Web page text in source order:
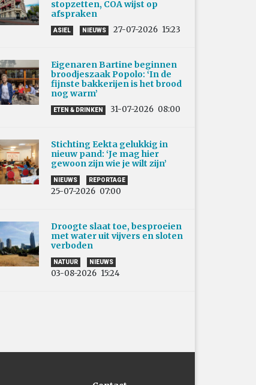
stopzetten, COA wijst op
afspraken
ASIEL NIEUWS 27-07-2026 15:23
Eigenaren Bartine beginnen
broodjeszaak Popolo: ‘In de
fijnste bakkerijen is het brood
nog warm’
ETEN & DRINKEN 31-07-2026 08:00
Stichting Eekta gelukkig in
nieuw pand: ‘Je mag hier
gewoon zijn wie je wilt zijn’
NIEUWS REPORTAGE
25-07-2026 07:00
Droogte slaat toe, besproeien
met water uit vijvers en sloten
verboden
NATUUR NIEUWS
03-08-2026 15:24